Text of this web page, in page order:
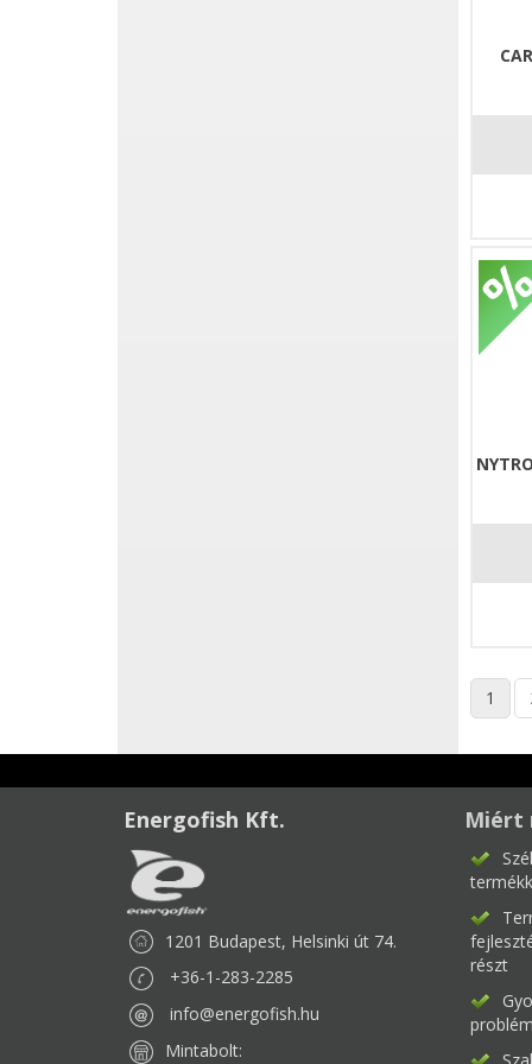
1
Energofish Kft.
1201 Budapest, Helsinki út 74.
+36-1-283-2285
info@energofish.hu
Mintabolt:
Miért
részt